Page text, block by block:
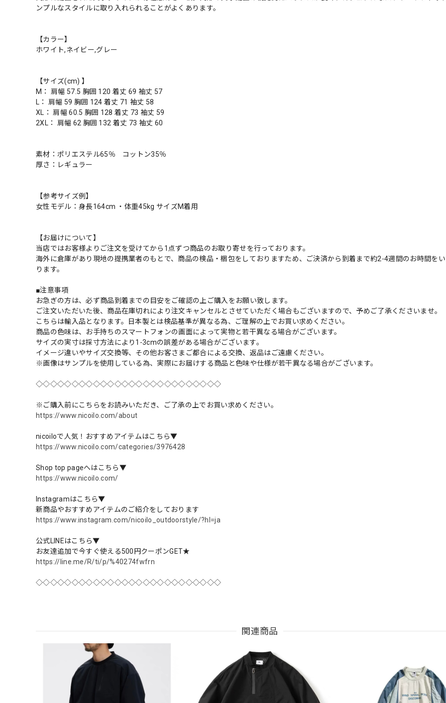
ンプルなスタイルに取り入れられることがよくあります。
【カラー】
ホワイト,ネイビー,グレー
【サイズ(cm) 】
M： 肩幅 57.5 胸囲 120 着丈 69 袖丈 57
L： 肩幅 59 胸囲 124 着丈 71 袖丈 58
XL： 肩幅 60.5 胸囲 128 着丈 73 袖丈 59
2XL： 肩幅 62 胸囲 132 着丈 73 袖丈 60
素材：ポリエステル65％ コットン35％
厚さ：レギュラー
【参考サイズ例】
女性モデル：身長164cm ・体重45kg サイズM着用
【お届けについて】
当店ではお客様よりご注文を受けてから1点ずつ商品のお取り寄せを行っております。
海外に倉庫があり現地の提携業者のもとで、商品の検品・梱包をしておりますため、ご決済から到着まで約2-4週間のお時間を
ります。
■注意事項
お急ぎの方は、必ず商品到着までの目安をご確認の上ご購入をお願い致します。
ご注文いただいた後、商品在庫切れにより注文キャンセルとさせていただく場合もございますので、予めご了承くださいませ。
こちらは輸入品となります。日本製とは検品基準が異なる為、ご理解の上でお買い求めください。
商品の色味は、お手持ちのスマートフォンの画面によって実物と若干異なる場合がございます。
サイズの実寸は採寸方法により1-3cmの誤差がある場合がございます。
イメージ違いやサイズ交換等、その他お客さまご都合による交換、返品はご遠慮ください。
※画像はサンプルを使用している為、実際にお届けする商品と色味や仕様が若干異なる場合がございます。
◇◇◇◇◇◇◇◇◇◇◇◇◇◇◇◇◇◇◇◇◇◇◇◇◇◇
※ご購入前にこちらをお読みいただき、ご了承の上でお買い求めください。
https://www.nicoilo.com/about
nicoiloで人気！おすすめアイテムはこちら▼
https://www.nicoilo.com/categories/3976428
Shop top pageへはこちら▼
https://www.nicoilo.com/
Instagramはこちら▼
新商品やおすすめアイテムのご紹介をしております
https://www.instagram.com/nicoilo_outdoorstyle/?hl=ja
公式LINEはこちら▼
お友達追加で今すぐ使える500円クーポンGET★
https://line.me/R/ti/p/%40274fwfrn
◇◇◇◇◇◇◇◇◇◇◇◇◇◇◇◇◇◇◇◇◇◇◇◇◇◇
関連商品